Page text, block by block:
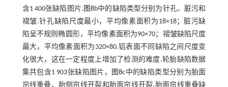
含1 400张缺陷图片. 图8b中的缺陷类型分别为针孔、脏污和
褶皱.针孔缺陷尺度最小，平均像素面积为18×18；脏污缺
陷呈不规则椭圆形，平均像素面积为90×70；褶皱缺陷尺度
最大，平均像素面积为320×80.铝表面不同缺陷之间尺度变
化很大，这在一定程度上增加了检测的难度.轮胎缺陷数据
集共包含1 903张缺陷图片，
图8c中的缺陷类型分别为胎面
帘线重叠、胎侧帘线开裂和胎面帘线开裂.胎面帘线重叠缺